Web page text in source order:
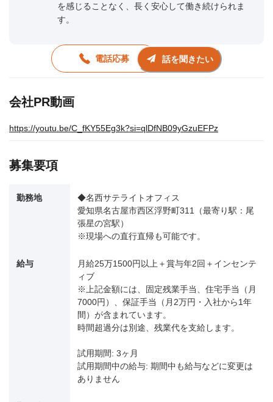
を感じることなく、長く安心して働き続けられま
す。
電話応募 話を聞きたい
会社PR動画
https://youtu.be/C_fKY55Eg3k?si=qlDfNB09yGzuEFPz
募集要項
勤務地
◆名西サテライトオフィス
愛知県名古屋市西区浮野町311（最寄り駅：尾
張星の宮駅）
※現場への直行直帰も可能です。
給与
月給25万1500円以上＋賞与年2回＋インセンテ
ィブ
※上記金額には、固定残業手当、住宅手当（月
7000円）、保証手当（月2万円・入社から1年
間）が含まれています。
時間超過分は別途、残業代を支給します。
試用期間: 3ヶ月
試用期間中の給与: 期間中も給与などに変更は
ありません